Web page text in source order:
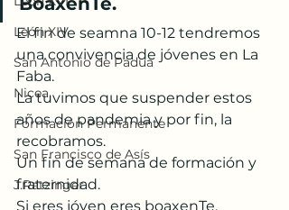
León XIV
San Antonio de Padua
Nicea
Formación Permanente
San Francisco de Asís
J.Ratzinger
El fin de seamna 10-12 tendremos
una convivencia de jóvenes en La
Faba.
La tuvimos que suspender estos
años de pandemia y por fin, la
recobramos.
Un fin de semana de formación y
fraternidad.
Si eres jóven eres boaxenTe.